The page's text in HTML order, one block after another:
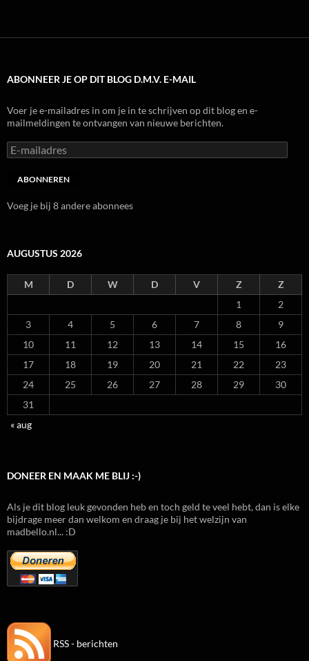
ABONNEER JE OP DIT BLOG D.M.V. E-MAIL
Voer je e-mailadres in om je in te schrijven op dit blog en e-
mailmeldingen te ontvangen van nieuwe berichten.
E-
mailadres
ABONNEREN
Voeg je bij 8 andere abonnees
AUGUSTUS 2026
M D W D V Z
Z
1
2
3
4 5 6 7 8
9
10
11 12 13 14 15
16
17
18 19 20 21 22
23
24
25 26 27 28 29
30
31
« aug
DONEER EN MAAK ME BLIJ :-)
Als je dit blog leuk gevonden heb en toch geld te veel hebt, dan is elke
bijdrage meer dan welkom en draag je bij het welzijn van
madbello.nl... :D
RSS - berichten